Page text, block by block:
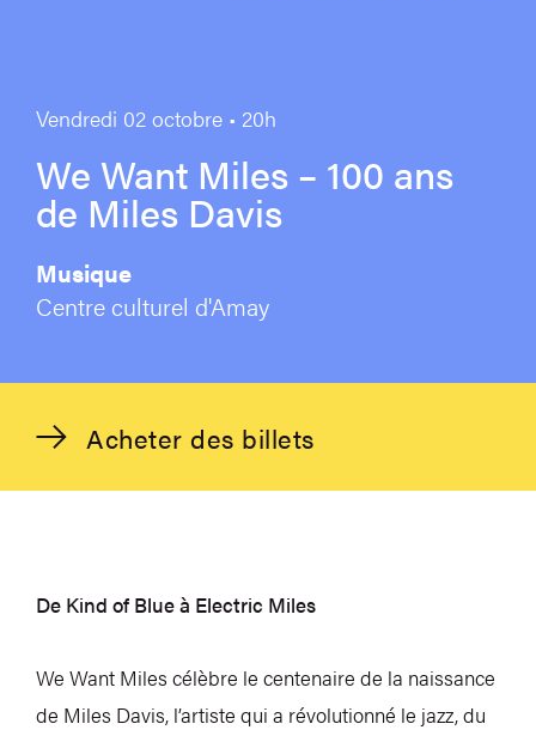
Vendredi 02 octobre • 20h
We Want Miles – 100 ans
de Miles Davis
Musique
Centre culturel d'Amay
Acheter des billets
De Kind of Blue à Electric Miles
We Want Miles célèbre le centenaire de la naissance
de Miles Davis, l’artiste qui a révolutionné le jazz, du